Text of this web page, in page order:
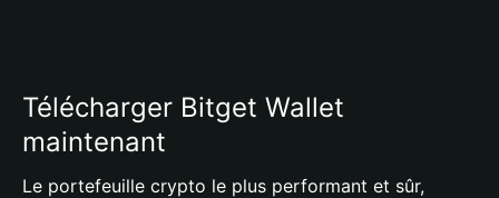
Télécharger Bitget Wallet
maintenant
Le portefeuille crypto le plus performant et sûr,